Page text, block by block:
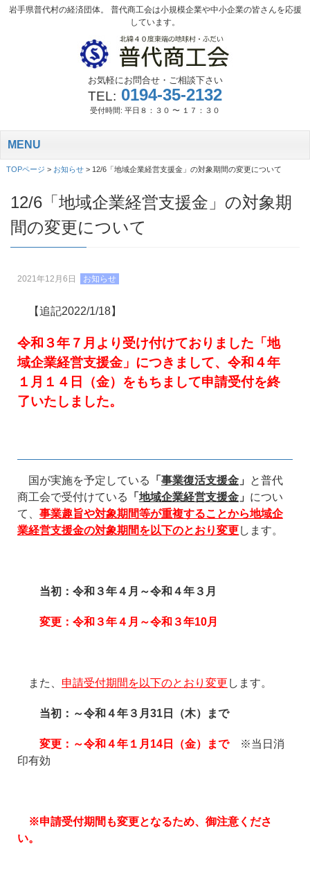
岩手県普代村の経済団体。 普代商工会は小規模企業や中小企業の皆さんを応援
しています。
お気軽にお問合せ・ご相談下さい
TEL: 0194-35-2132
受付時間: 平日８：３０ 〜 １７：３０
MENU
TOPページ > お知らせ> 12/6「地域企業経営支援金」の対象期間の変更について
12/6「地域企業経営支援金」の対象期
間の変更について
2021年12月6日 お知らせ
【追記2022/1/18】
令和３年７月より受け付けておりました「地
域企業経営支援金」につきまして、令和４年
１月１４日（金）をもちまして申請受付を終
了いたしました。
国が実施を予定している 「 事業復活支援金」
と普代
商工会で受付けている
「 地域企業経営支援金」 につい
て、 事業趣旨や対象期間等が重複することから地域企
業経営支援金の対象期間を以下のとおり変更します。
当初 ：令和３年４月～令和４年３月
変更：令和３年４月～令和３年10月
また、 申請受付期間を以下のとおり変更 します。
当初 ：～令和４年３月 31日（木）まで
変更：～令和４年１月 14日（金） まで※当日消
印有効
※申請受付期間も変更となるため、御注意くださ
い。